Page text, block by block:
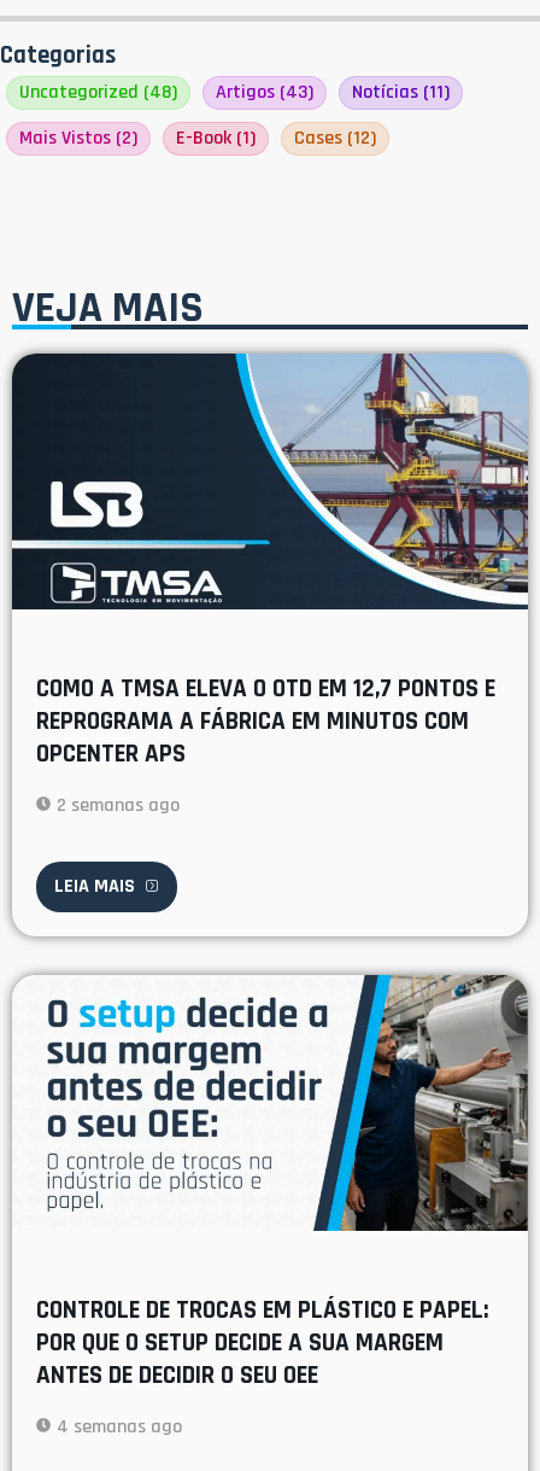
Categorias
Uncategorized (48) Artigos (43) Notícias (11)
Mais Vistos (2) E-Book (1) Cases (12)
VEJA MAIS
COMO A TMSA ELEVA O OTD EM 12,7 PONTOS E
REPROGRAMA A FÁBRICA EM MINUTOS COM
OPCENTER APS
2 semanas ago
LEIA MAIS
CONTROLE DE TROCAS EM PLÁSTICO E PAPEL:
POR QUE O SETUP DECIDE A SUA MARGEM
ANTES DE DECIDIR O SEU OEE
4 semanas ago